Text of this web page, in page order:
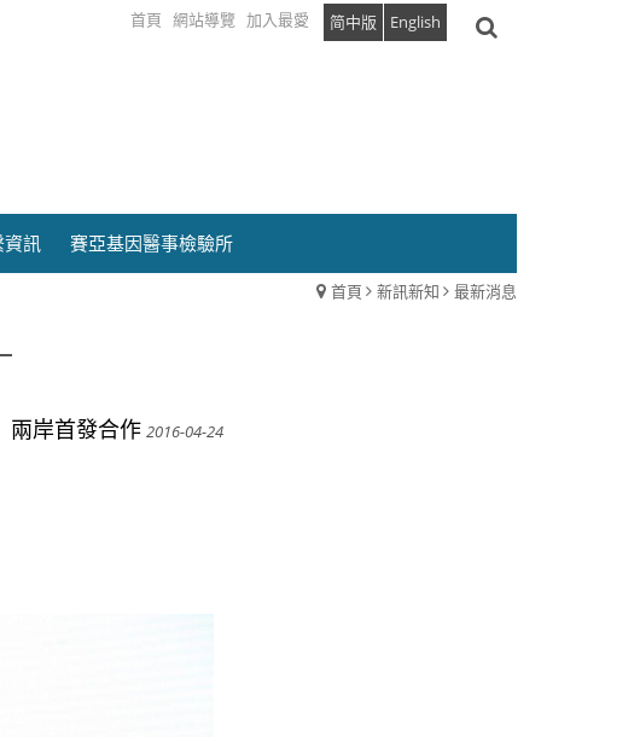
首頁 網站導覽 加入最愛 简中版 English
資訊 賽亞基因醫事檢驗所
首頁 新訊新知 最新消息
兩岸首發合作 2016-04-24